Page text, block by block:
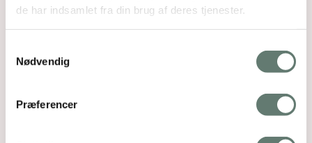
de har indsamlet fra din brug af deres tjenester.
Nødvendig
Præferencer